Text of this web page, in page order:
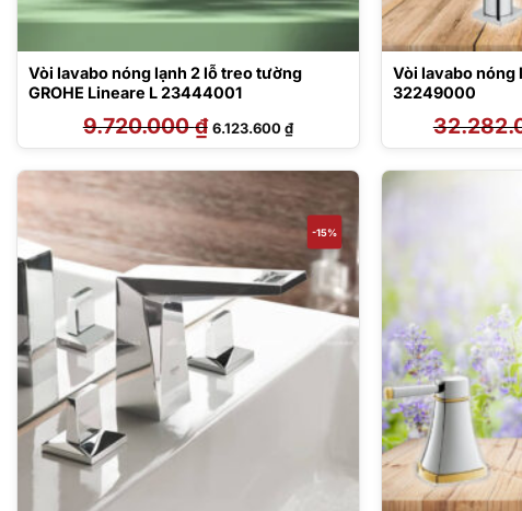
Vòi lavabo nóng lạnh 2 lỗ treo tường
GROHE Lineare L 23444001
9.720.000₫ Giá
gốc
là:
6.123.600₫Giá
hiện
tại
6.123.600 ₫.
Vòi lavabo nóng
32249000
-15%